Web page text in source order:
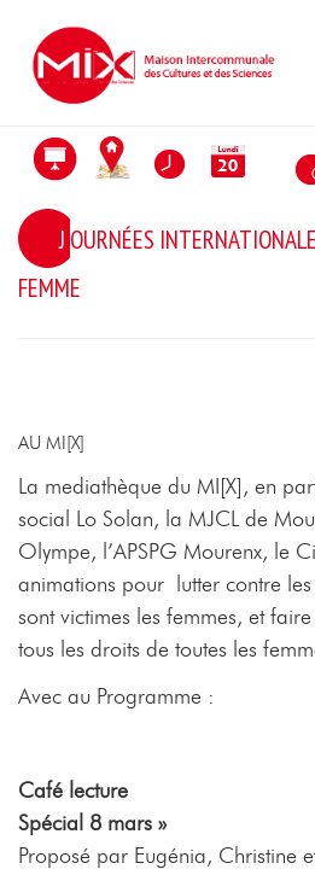
JOURNÉES INTERNATIONALES DES DROITS DE LA
FEMME
AU MI[X]
La mediathèque du MI[X], en
social Lo Solan, la MJCL de
Olympe, l’APSPG Mourenx, le
animations pour lutter contre
sont victimes les femmes, et
tous les droits de toutes les
Avec au Programme :
Café lecture
Spécial 8 mars »
Proposé par Eugénia, Christine